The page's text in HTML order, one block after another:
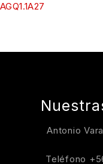
AGQ1.1A27
Antonio
Teléfono